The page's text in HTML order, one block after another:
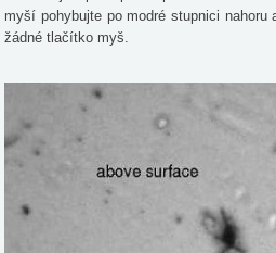
myší pohybujte po modré stupnici nahoru
žádné tlačítko myš.